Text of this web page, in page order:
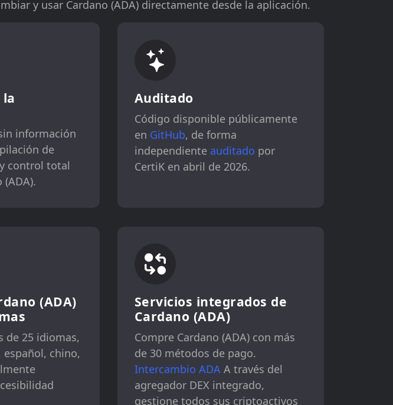
y usar Cardano (ADA) directamente desde la aplicación.
información
de
control total
Auditado
Código disponible públicamente
en GitHub, de forma
independiente auditado por
CertiK en abril de 2026.
(ADA)
de 25 idiomas,
chino,
Servicios integrados de
Cardano (ADA)
Compre Cardano (ADA) con más
de 30 métodos de pago.
Intercambio ADAA través del
agregador DEX integrado,
gestione todos sus criptoactivos